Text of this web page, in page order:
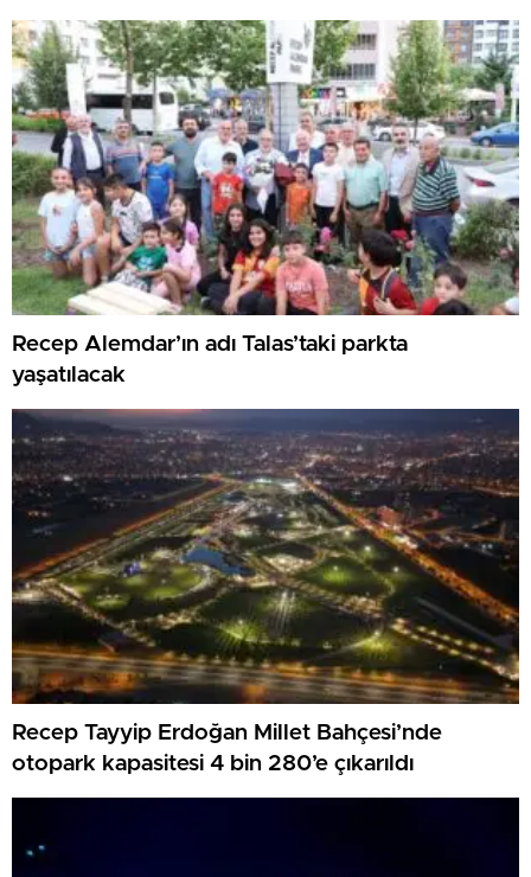
Recep Alemdar’ın adı Talas’taki parkta
yaşatılacak
Recep Tayyip Erdoğan Millet Bahçesi’nde
otopark kapasitesi 4 bin 280’e çıkarıldı